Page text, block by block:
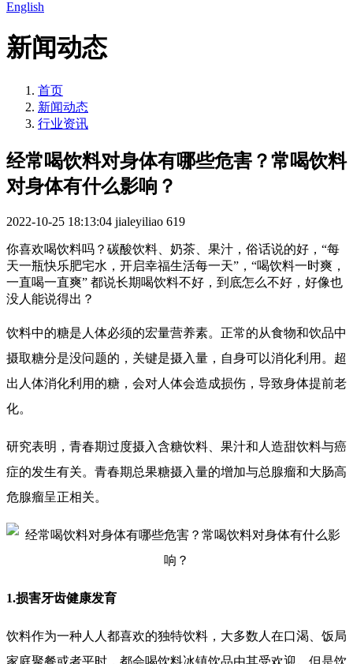
English
新闻动态
首页
新闻动态
行业资讯
经常喝饮料对身体有哪些危害？常喝饮料
对身体有什么影响？
2022-10-25 18:13:04 jialeyiliao 619
你喜欢喝饮料吗？碳酸饮料、奶茶、果汁，俗话说的好，“每
天一瓶快乐肥宅水，开启幸福生活每一天”，“喝饮料一时爽，
一直喝一直爽” 都说长期喝饮料不好，到底怎么不好，好像也
没人能说得出？
饮料中的糖是人体必须的宏量营养素。正常的从食物和饮品中
摄取糖分是没问题的，关键是摄入量，自身可以消化利用。超
出人体消化利用的糖，会对人体会造成损伤，导致身体提前老
化。
研究表明，青春期过度摄入含糖饮料、果汁和人造甜饮料与癌
症的发生有关。青春期总果糖摄入量的增加与总腺瘤和大肠高
危腺瘤呈正相关。
1.损害牙齿健康发育
饮料作为一种人人都喜欢的独特饮料，大多数人在口渴、饭局
家庭聚餐或者平时，都会喝饮料冰镇饮品由其受欢迎。但是饮